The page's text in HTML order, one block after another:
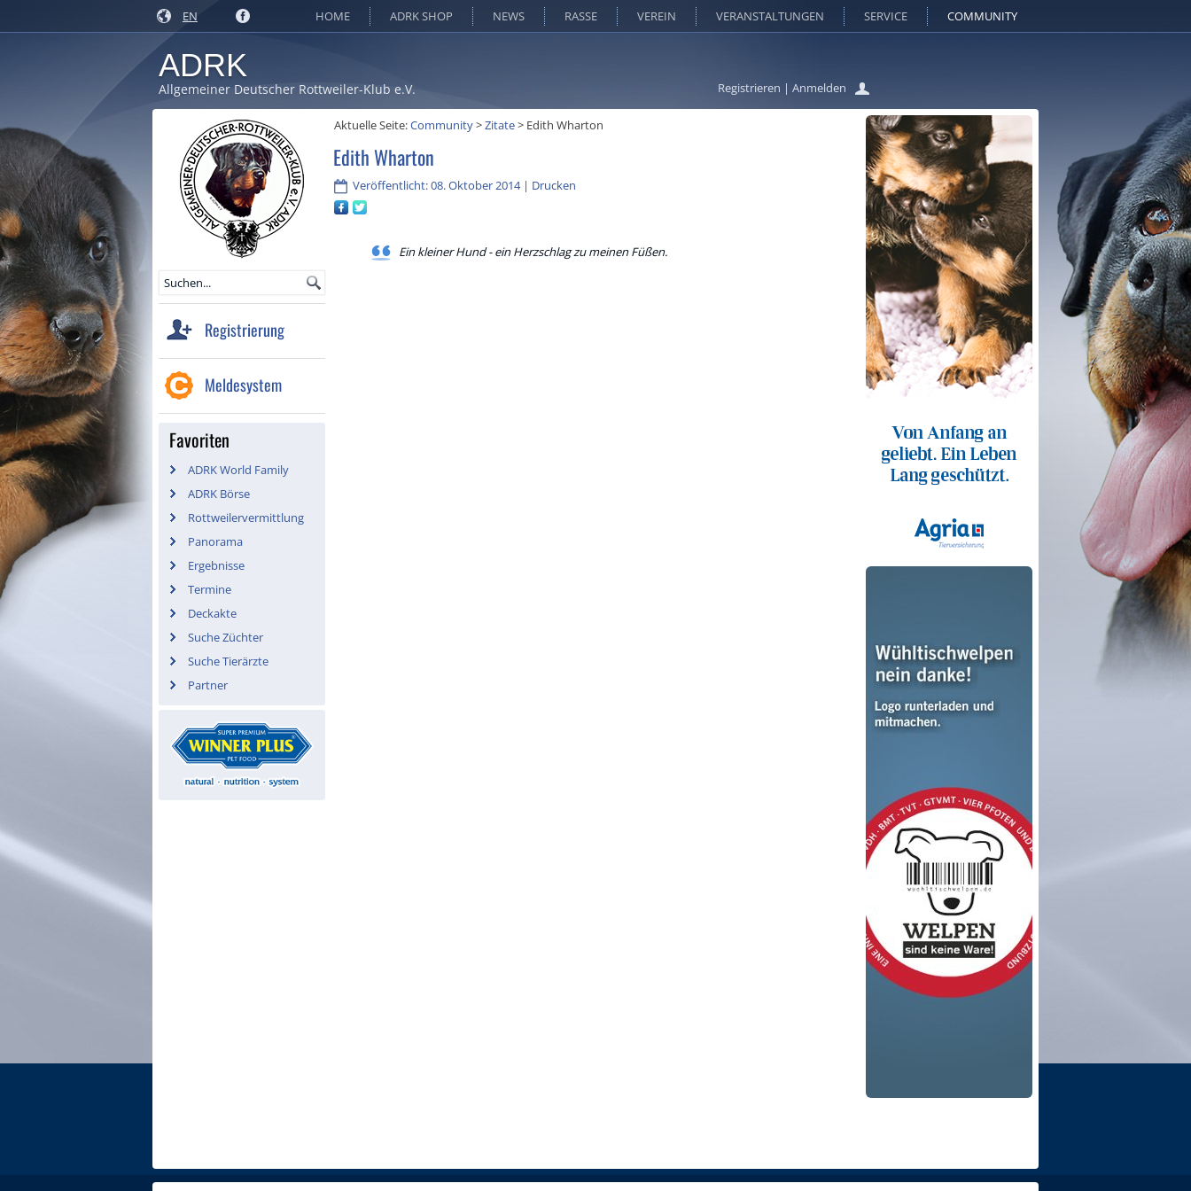
EN
Registrieren | Anmelden
HOME ADRK SHOP NEWS RASSE VEREIN VERANSTALTUNGEN SERVICE COMMUNITY
ADRK
Allgemeiner Deutscher Rottweiler-Klub e.V.
Registrierung
Meldesystem
Favoriten
ADRK World Family
ADRK Börse
Rottweilervermittlung
Panorama
Ergebnisse
Termine
Deckakte
Suche Züchter
Suche Tierärzte
Partner
Aktuelle Seite:Community>Zitate> Edith Wharton
Edith Wharton
Veröffentlicht: 08. Oktober 2014| Drucken
Ein kleiner Hund - ein Herzschlag zu meinen Füßen.